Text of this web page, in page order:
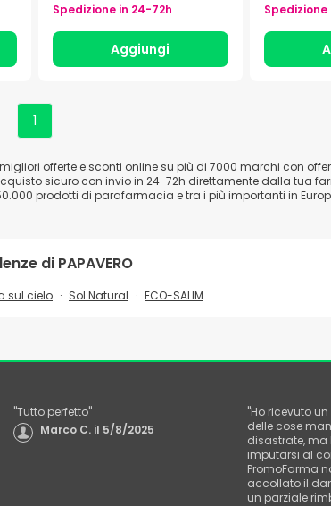
Spedizione in 24-72h
Aggiungi
Spedizione
1
offerte e sconti online su più di 7000 marchi con
sicuro con invio in 24-72h direttamente dalla tua
prodotti di parafarmacia e tra i più importanti in
di PAPAVERO
sul cielo Sol Natural ECO-SALIM
"Tutto perfetto"
Marco C. il 5/8/2025
"Ho ricevuto
delle cose
disastrate,
imputarsi al
PromoFarma
accollato il
un parziale